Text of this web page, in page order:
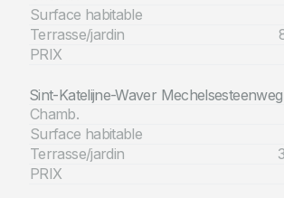
Surface habitable
Terrasse/jardin
PRIX
Sint-Katelijne-Waver
Chamb.
Surface habitable
Terrasse/jardin
PRIX